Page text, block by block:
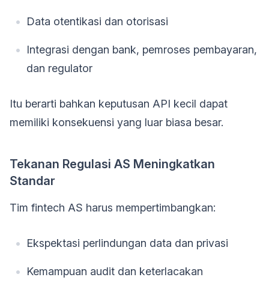
Data otentikasi dan otorisasi
Integrasi dengan bank, pemroses pembayaran,
dan regulator
Itu berarti bahkan keputusan API kecil dapat
memiliki konsekuensi yang luar biasa besar.
Tekanan Regulasi AS Meningkatkan
Standar
Tim fintech AS harus mempertimbangkan:
Ekspektasi perlindungan data dan privasi
Kemampuan audit dan keterlacakan